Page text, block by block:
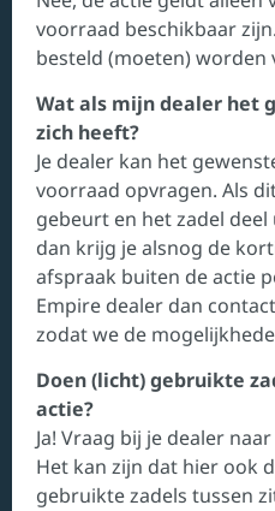
voorraad beschikbaar
besteld (moeten) worden
Wat als mijn dealer het
zich heeft?
Je dealer kan het
voorraad opvragen. Als
gebeurt en het zadel
dan krijg je alsnog de
afspraak buiten de actie
Empire dealer dan
zodat we de
Doen (licht) gebruikte
actie?
Ja! Vraag bij je dealer
Het kan zijn dat hier ook
gebruikte zadels tussen